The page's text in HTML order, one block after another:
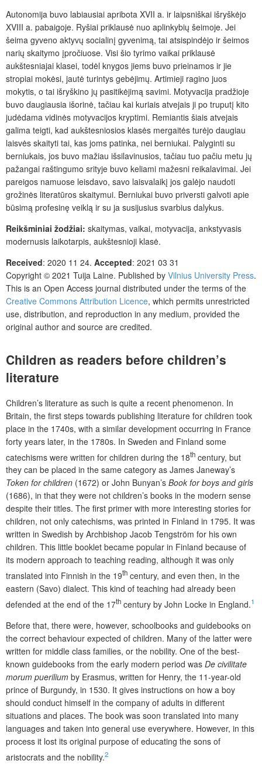
Autonomija buvo labiausiai apribota XVII a. ir laipsniškai išryškėjo
XVIII a. pabaigoje. Ryšiai priklausė nuo aplinkybių šeimoje. Jei
šeima gyveno aktyvų socialinį gyvenimą, tai atsispindėjo ir šeimos
narių skaitymo įpročiuose. Visi šio tyrimo vaikai priklausė
aukštesniajai klasei, todėl knygos jiems buvo prieinamos ir jie
stropiai mokėsi, jautė turintys gebėjimų. Artimieji ragino juos
mokytis, o tai išryškino jų pasitikėjimą savimi. Motyvacija pradžioje
buvo daugiausia išorinė, tačiau kai kuriais atvejais ji po truputį kito
judėdama vidinės motyvacijos kryptimi. Remiantis šiais atvejais
galima teigti, kad aukštesniosios klasės mergaitės turėjo daugiau
laisvės skaityti tai, kas joms patinka, nei berniukai. Palyginti su
berniukais, jos buvo mažiau išsilavinusios, tačiau tuo pačiu metu jų
pažangai raštingumo srityje buvo keliami mažesni reikalavimai. Jei
pareigos namuose leisdavo, savo laisvalaikį jos galėjo naudoti
grožinės literatūros skaitymui. Berniukai buvo priversti galvoti apie
būsimą profesinę veiklą ir su ja susijusius svarbius dalykus.
Reikšminiai žodžiai: skaitymas, vaikai, motyvacija, ankstyvasis
modernusis laikotarpis, aukštesnioji klasė.
Received: 2020 11 24. Accepted: 2021 03 31
Copyright © 2021 Tuija Laine. Published by Vilnius University Press.
This is an Open Access journal distributed under the terms of the
Creative Commons Attribution Licence, which permits unrestricted
use, distribution, and reproduction in any medium, provided the
original author and source are credited.
Children as readers before children’s
literature
Children’s literature as such is quite a recent phenomenon. In
Britain, the first steps towards publishing literature for children took
place in the 1740s, with a similar development occurring in France
forty years later, in the 1780s. In Sweden and Finland some
catechisms were written for children during the 18th century, but
they can be placed in the same category as James Janeway’s
Token for children (1672) or John Bunyan’s Book for boys and girls
(1686), in that they were not children’s books in the modern sense
despite their titles. The first primer with more interesting stories for
children, not only catechisms, was printed in Finland in 1795. It was
written in Swedish by Archbishop Jacob Tengström for his own
children. This little booklet became popular in Finland because of
its modern approach to teaching reading, although it was only
translated into Finnish in the 19th century, and even then, in the
eastern (Savo) dialect. This kind of teaching had already been
defended at the end of the 17th century by John Locke in England.1
Before that, there were, however, schoolbooks and guidebooks on
the correct behaviour expected of children. Many of the latter were
written for middle class families, or the nobility. One of the best-
known guidebooks from the early modern period was De civilitate
morum puerilium by Erasmus, written for Henry, the 11-year-old
prince of Burgundy, in 1530. It gives instructions on how a boy
should conduct himself in the company of adults in different
situations and places. The book was soon translated into many
languages and taken into general use everywhere. However, in this
process it lost its original purpose of educating the sons of
aristocrats and the nobility.2